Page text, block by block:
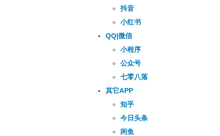
抖音
小红书
QQ|微信
小程序
公众号
七零八落
其它APP
知乎
今日头条
闲鱼